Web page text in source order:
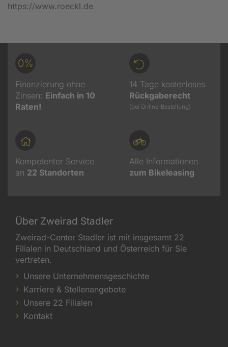
https://www.roeckl.de
0%
Finanzierung ohne
Zinsen: Einfach in 10
Raten!
14 Tage kostenloses
Rückgaberecht
(bei Online-Bestellung)
Kompetenter Service
an 22 Standorten
Alle Informationen
zum Bikeleasing
Über Zweirad Stadler
Zweirad-Center Stadler ist mit insgesamt 22
Filialen in Deutschland und Österreich für Sie
vertreten.
Unsere Unternehmensgeschichte
Karriere & Stellenangebote
Unsere 22 Filialen
Kontakt